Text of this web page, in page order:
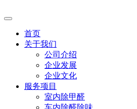
首页
关于我们
公司介绍
企业发展
企业文化
服务项目
室内除甲醛
车内除醛除味